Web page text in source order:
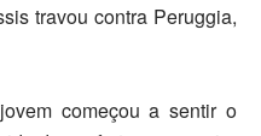
travou contra Peruggia,
começou a sentir o